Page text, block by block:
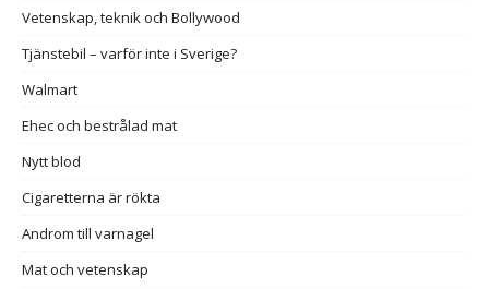
Vetenskap, teknik och Bollywood
Tjänstebil – varför inte i Sverige?
Walmart
Ehec och bestrålad mat
Nytt blod
Cigaretterna är rökta
Androm till varnagel
Mat och vetenskap